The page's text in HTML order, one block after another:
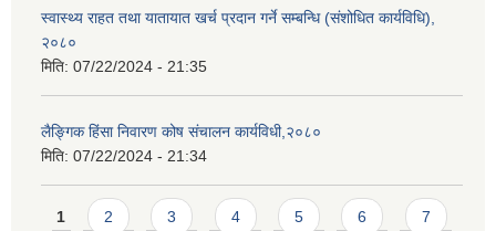
स्वास्थ्य राहत तथा यातायात खर्च प्रदान गर्ने सम्बन्धि (संशोधित कार्यविधि),
२०८०
मिति: 07/22/2024 - 21:35
लैङ्गिक हिंसा निवारण कोष संचालन कार्यविधी,२०८०
मिति: 07/22/2024 - 21:34
Pages
1 2 3 4 5 6 7